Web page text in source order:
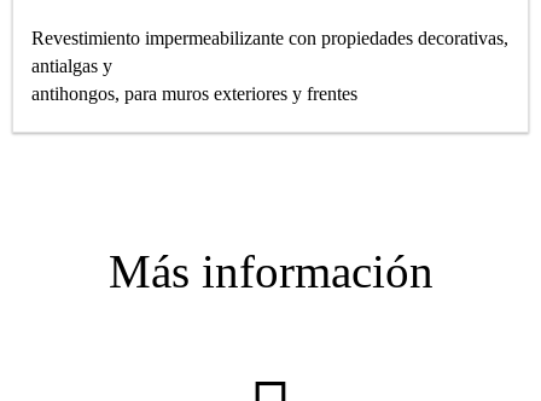
Revestimiento impermeabilizante con propiedades decorativas,
antialgas y
antihongos, para muros exteriores y frentes
Más información